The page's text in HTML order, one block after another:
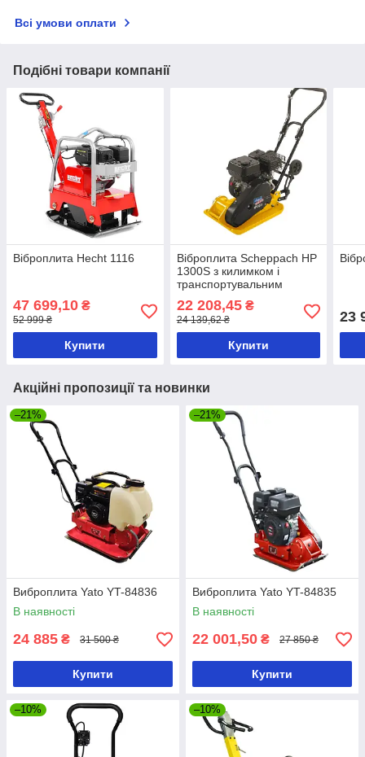
Всі умови оплати
Подібні товари компанії
Віброплита Hecht 1116
47 699,10 ₴
52 999 ₴
Купити
Віброплита Scheppach HP
1300S з килимком і
транспортувальним
набором
22 208,45₴
24 139,62 ₴
Купити
23
Акційні пропозиції та новинки
–21%
Виброплита Yato YT-84836
В наявності
24 885 ₴ 31 500 ₴
Купити
–21%
Виброплита Yato YT-84835
В наявності
22 001,50 ₴ 27 850 ₴
Купити
–10% –10%